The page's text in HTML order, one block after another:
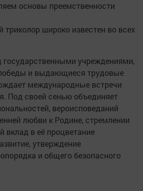
основы преемственности
триколор широко известен во всех
государственными учреждениями,
и выдающиеся трудовые
международные встречи
Под своей сенью объединяет
вероисповеданий
любви к Родине, стремлении
вклад в её процветание
утверждение
и общего безопасного